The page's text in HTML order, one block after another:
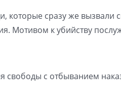
которые сразу же
Мотивом к убийству
свободы с отбыванием